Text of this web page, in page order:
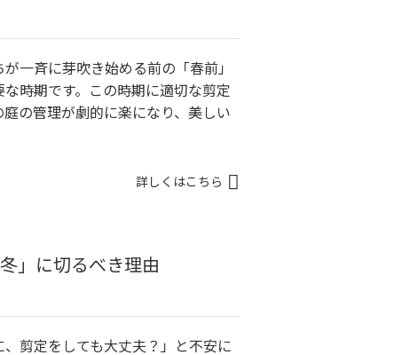
一斉に芽吹き始める前の「春前」
時期です。この時期に適切な剪定
の管理が劇的に楽になり、美しい
詳しくはこちら
」に切るべき理由
剪定をしても大丈夫？」と不安に